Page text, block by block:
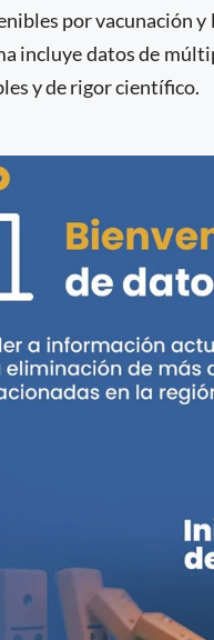
por vacunación
incluye datos de
y de rigor científico.